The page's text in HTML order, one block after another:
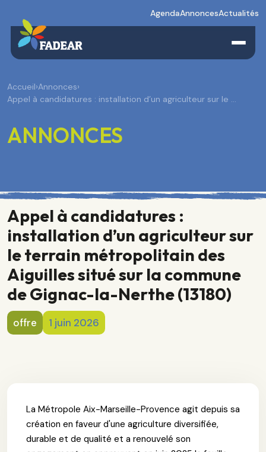
AgendaAnnoncesActualités
Accueil›Annonces›
Appel à candidatures : installation d’un agriculteur sur le …
ANNONCES
Appel à candidatures :
installation d’un agriculteur sur
le terrain métropolitain des
Aiguilles situé sur la commune
de Gignac-la-Nerthe (13180)
offre 1 juin 2026
La Métropole Aix-Marseille-Provence agit depuis sa
création en faveur d'une agriculture diversifiée,
durable et de qualité et a renouvelé son